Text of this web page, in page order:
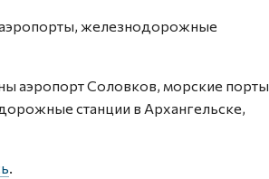
железнодорожные
аэропорт Соловков, морские порты
станции в Архангельске,
.